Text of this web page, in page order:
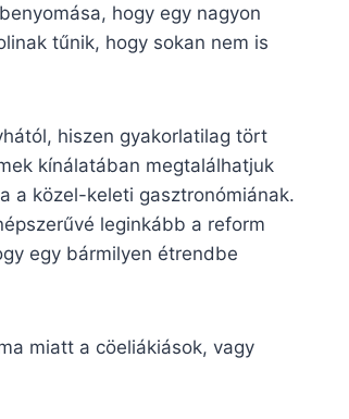
hogy egy nagyon
tűnik, hogy sokan nem is
hiszen gyakorlatilag tört
kínálatában megtalálhatjuk
a közel-keleti gasztronómiának.
leginkább a reform
egy bármilyen étrendbe
miatt a cöeliákiások, vagy